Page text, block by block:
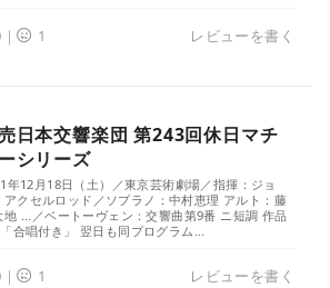
1 レビューを書く
日本交響楽団 第243回休日マチ
シリーズ
年12月18日（土）／東京芸術劇場／指揮：ジョ
アクセルロッド／ソプラノ：中村恵理 アルト：藤
地 ...／ベートーヴェン：交響曲第9番 ニ短調 作品
合唱付き」 翌日も同プログラム...
1 レビューを書く